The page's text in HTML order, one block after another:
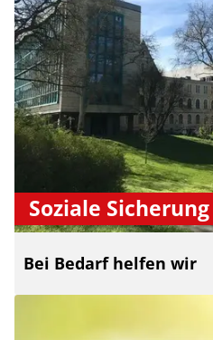
Soziale Sicherung
Bei Bedarf helfen wir